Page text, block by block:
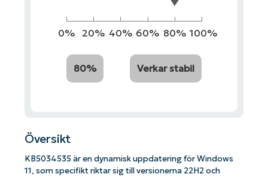
0% 20% 40% 60% 80% 100%
80% Verkar stabil
Översikt
KB5034535 är en dynamisk uppdatering för Windows
11, som specifikt riktar sig till versionerna 22H2 och